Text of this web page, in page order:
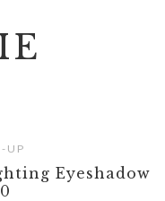
UP
Eyeshadow